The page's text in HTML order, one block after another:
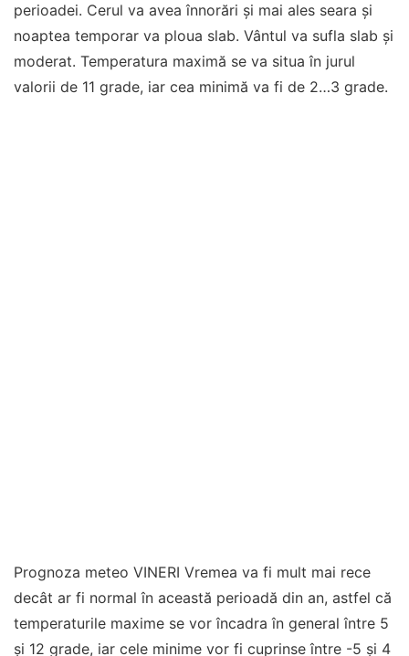
perioadei. Cerul va avea înnorări și mai ales seara și
noaptea temporar va ploua slab. Vântul va sufla slab și
moderat. Temperatura maximă se va situa în jurul
valorii de 11 grade, iar cea minimă va fi de 2…3 grade.
Prognoza meteo VINERI Vremea va fi mult mai rece
decât ar fi normal în această perioadă din an, astfel că
temperaturile maxime se vor încadra în general între 5
și 12 grade, iar cele minime vor fi cuprinse între -5 și 4